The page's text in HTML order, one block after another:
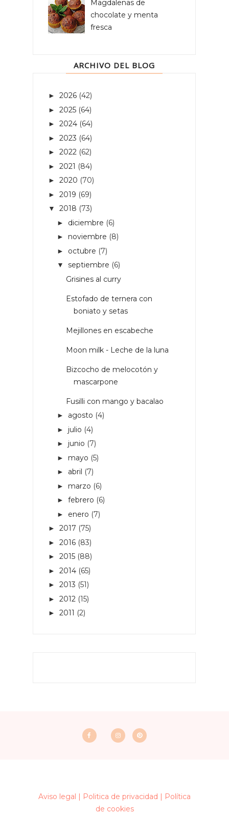
Magdalenas de
chocolate y menta
fresca
ARCHIVO DEL BLOG
► 2026 (42)
► 2025 (64)
► 2024 (64)
► 2023 (64)
► 2022 (62)
► 2021 (84)
► 2020 (70)
► 2019 (69)
▼ 2018 (73)
► diciembre (6)
► noviembre (8)
► octubre (7)
▼ septiembre (6)
Grisines al curry
Estofado de ternera con
boniato y setas
Mejillones en escabeche
Moon milk - Leche de la luna
Bizcocho de melocotón y
mascarpone
Fusilli con mango y bacalao
► agosto (4)
► julio (4)
► junio (7)
► mayo (5)
► abril (7)
► marzo (6)
► febrero (6)
► enero (7)
► 2017 (75)
► 2016 (83)
► 2015 (88)
► 2014 (65)
► 2013 (51)
► 2012 (15)
► 2011 (2)
Aviso legal | Politica de privacidad | Política
de cookies